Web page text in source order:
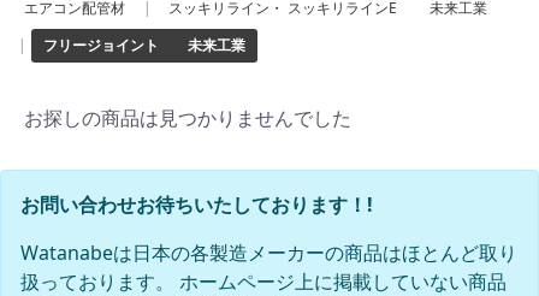
エアコン配管材
|
スッキリライン・ スッキリラインE 未来工業
|
フリージョイント 未来工業
お探しの商品は見つかりませんでした
お問い合わせお待ちいたしております！!
Watanabeは日本の各製造メーカーの商品はほとんど取り
扱っております。 ホームページ上に掲載していない商品